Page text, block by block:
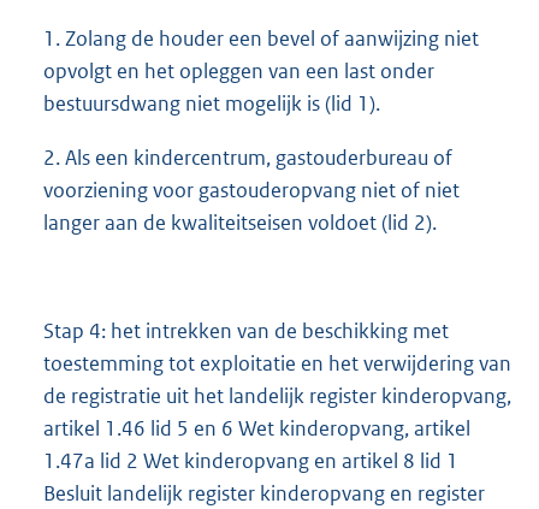
1. Zolang de houder een bevel of aanwijzing niet
opvolgt en het opleggen van een last onder
bestuursdwang niet mogelijk is (lid 1).
2. Als een kindercentrum, gastouderbureau of
voorziening voor gastouderopvang niet of niet
langer aan de kwaliteitseisen voldoet (lid 2).
Stap 4: het intrekken van de beschikking met
toestemming tot exploitatie en het verwijdering van
de registratie uit het landelijk register kinderopvang,
artikel 1.46 lid 5 en 6 Wet kinderopvang, artikel
1.47a lid 2 Wet kinderopvang en artikel 8 lid 1
Besluit landelijk register kinderopvang en register